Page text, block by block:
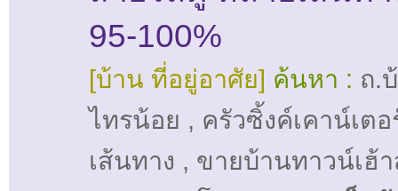
95-100%
[บ้าน ที่อยู่อาศัย] ค้นหา : ถ.
ไทรน้อย , ครัวซิ้งค์เคาน์เตอ
เส้นทาง , ขายบ้านทาวน์เฮ้